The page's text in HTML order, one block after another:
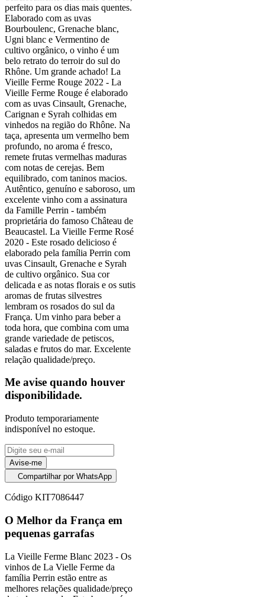
perfeito para os dias mais quentes.
Elaborado com as uvas
Bourboulenc, Grenache blanc,
Ugni blanc e Vermentino de
cultivo orgânico, o vinho é um
belo retrato do terroir do sul do
Rhône. Um grande achado! La
Vieille Ferme Rouge 2022 - La
Vieille Ferme Rouge é elaborado
com as uvas Cinsault, Grenache,
Carignan e Syrah colhidas em
vinhedos na região do Rhône. Na
taça, apresenta um vermelho bem
profundo, no aroma é fresco,
remete frutas vermelhas maduras
com notas de cerejas. Bem
equilibrado, com taninos macios.
Autêntico, genuíno e saboroso, um
excelente vinho com a assinatura
da Famille Perrin - também
proprietária do famoso Château de
Beaucastel. La Vieille Ferme Rosé
2020 - Este rosado delicioso é
elaborado pela família Perrin com
uvas Cinsault, Grenache e Syrah
de cultivo orgânico. Sua cor
delicada e as notas florais e os sutis
aromas de frutas silvestres
lembram os rosados do sul da
França. Um vinho para beber a
toda hora, que combina com uma
grande variedade de petiscos,
saladas e frutos do mar. Excelente
relação qualidade/preço.
Me avise quando houver
disponibilidade.
Produto temporariamente
indisponível no estoque.
Avise-me
Compartilhar por WhatsApp
Código KIT7086447
O Melhor da França em
pequenas garrafas
La Vieille Ferme Blanc 2023 - Os
vinhos de La Vielle Ferme da
família Perrin estão entre as
melhores relações qualidade/preço